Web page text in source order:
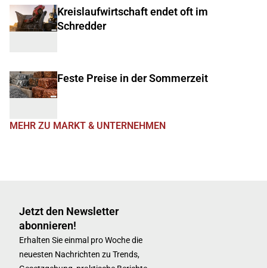
Kreislaufwirtschaft endet oft im
Schredder
Feste Preise in der Sommerzeit
MEHR ZU MARKT & UNTERNEHMEN
Jetzt den Newsletter
abonnieren!
Erhalten Sie einmal pro Woche die
neuesten Nachrichten zu Trends,